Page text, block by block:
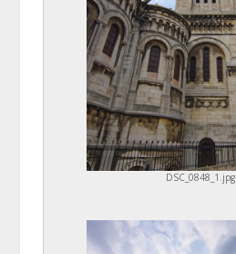
DSC_0848_1.jpg